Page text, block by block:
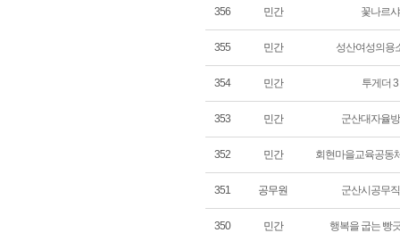
356 민간 꽃나르샤
355 민간 성산여성의용
354 민간 투게더 3
353 민간 군산대자율
352 민간 회현마을교육공동
351 공무원 군산시공무
350 민간 행복을 굽는 빵